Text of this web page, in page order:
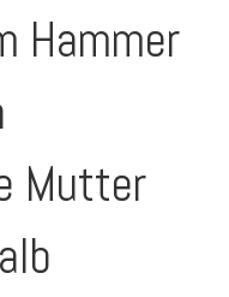
Hammer
Mutter